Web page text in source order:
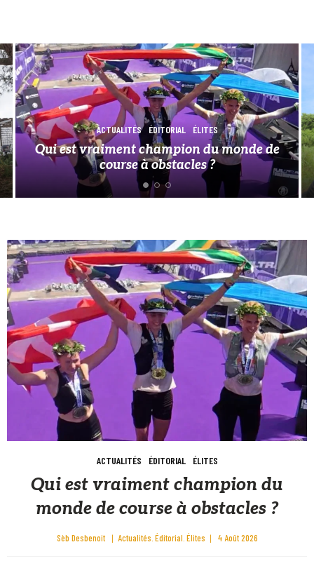
EN BREF
Neuf courses locales à suivre de très près
en 2026
ACTUALITÉS ÉDITORIAL ÉLITES
Qui est vraiment champion du
monde de course à obstacles ?
Sèb Desbenoit Actualités Éditorial Élites 4 Août 2026